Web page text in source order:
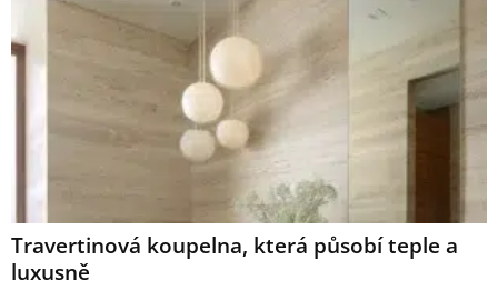
Travertinová koupelna, která působí teple a
luxusně